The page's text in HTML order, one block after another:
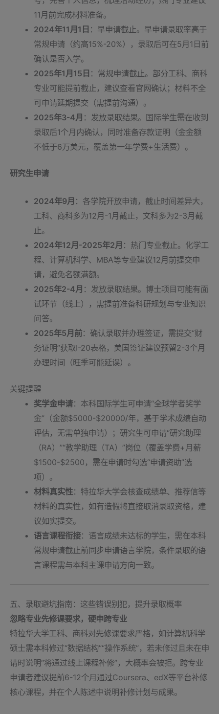
11月前完成材料准备。
2024年11月1日 ：早申请截止。早申请录取率高于
常规申请（约高15%-20%），录取后可在5月1日前
确认是否入学。
2025年1月15日 ：常规申请截止。部分工科、商科
专业可能提前截止，建议查看官网确认；材料不全
可申请延期提交（需提前沟通）。
2025年3-4月 ：发放录取结果。国际学生需在收到
录取后1个月内确认，同时准备存款证明（金金额
不低于6万美元，覆盖第一年学费+生活费）。
研究生申请
2024年9月 ：各学院开放申请，截止时间差异大，
工科、商科多为12月-1月截止，文科多为2-3月截
止。
2024年12月-2025年2月 ：热门专业截止。化学工
程、计算机科学、MBA等专业建议12月前提交申
请，避免名额满额。
2025年2-4月 ：发放录取结果。博士项目可能有面
试环节（线上），需提前准备科研规划与专业知识
问答。
2025年5月前：确认录取并办理签证，需提交“财
务证明”获取I-20表格，美国签证建议预留2-3个月
办理时间（旺季可能延误）。
关键提醒
奖学金申请：本科国际学生可申请“全球学者奖学
金”（金额$5000-$20000/年，基于学术成绩自动
评估，无需单独申请）；研究生可申请“研究助理
（RA）”“教学助理（TA）”岗位（覆盖学费+月薪
$1500-$2500，需在申请时勾选“申请资助”选
项）。
材料真实性：特拉华大学会核查成绩单、推荐信等
材料的真实性，如有造假将直接取消录取资格，建
议如实提交。
语言课程衔接：语言成绩未达标的学生，需在本科
常规申请截止前同步申请语言学院，条件录取的语
言课程需与本科主课申请方向一致。
五、录取避坑指南：这些错误别犯，提升录取概率
忽略专业先修课要求，硬申跨专业
特拉华大学工科、商科对先修课要求严格，如计算机科学
硕士需本科修过“数据结构”“操作系统”，若未修过且未在申
请时说明“将通过线上课程补修”，大概率会被拒。跨专业
申请者建议提前6-12个月通过Coursera、edX等平台补修
核心课程，并在个人陈述中说明补修计划与成果。